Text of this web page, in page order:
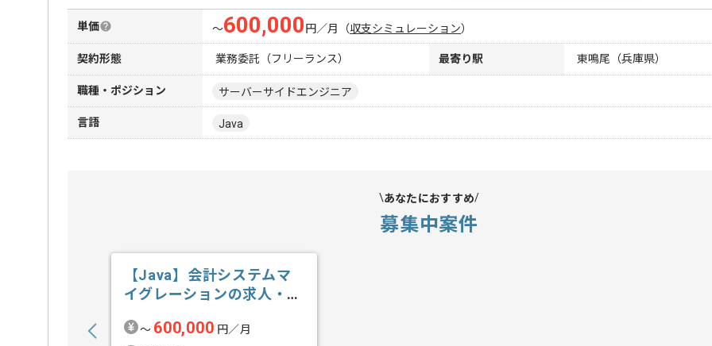
単価 〜600,000 円／月 （収支シミュレーション）
契約形態 業務委託（フリーランス） 最寄り駅 東鳴尾（兵庫県）
職種・ポジション サーバーサイドエンジニア
言語 Java
あなたにおすすめ
募集中案件
【Java】会計システムマ
イグレーションの求人・案
〜 600,000 円／月